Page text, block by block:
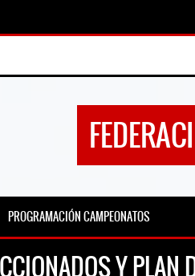
PROGRAMACIÓN CAMPEONATOS
Y PLAN